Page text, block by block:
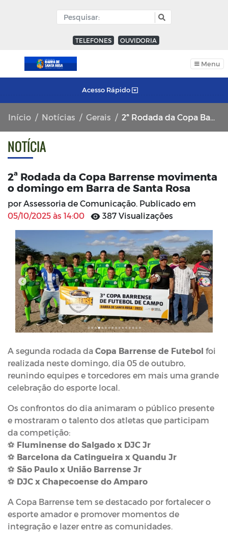
TELEFONES OUVIDORIA
Menu
Acesso Rápido
Início Notícias Gerais 2ª Rodada da Copa Barrense movimenta o domingo em Barra de Santa Rosa
NOTÍCIA
2ª Rodada da Copa Barrense movimenta
o domingo em Barra de Santa Rosa
por Assessoria de Comunicação. Publicado em
05/10/2025 às 14:00
387 Visualizações
A segunda rodada da Copa Barrense de Futebol foi
realizada neste domingo, dia 05 de outubro,
reunindo equipes e torcedores em mais uma grande
celebração do esporte local.
Os confrontos do dia animaram o público presente
e mostraram o talento dos atletas que participam
da competição:
⚽ Fluminense do Salgado x DJC Jr
⚽ Barcelona da Catingueira x Quandu Jr
⚽ São Paulo x União Barrense Jr
⚽ DJC x Chapecoense do Amparo
A Copa Barrense tem se destacado por fortalecer o
esporte amador e promover momentos de
integração e lazer entre as comunidades.